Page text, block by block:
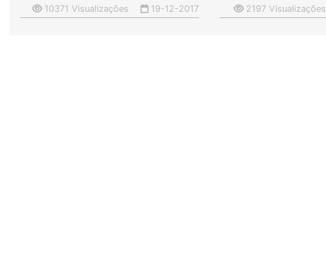
10371 Visualizações 19-12-2017 2197 Visualizações